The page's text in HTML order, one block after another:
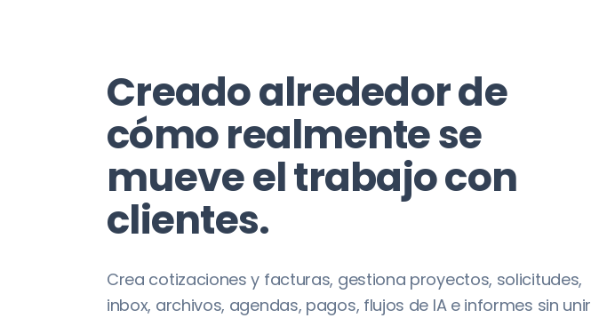
Creado alrededor de
cómo realmente se
mueve el trabajo con
clientes.
Crea cotizaciones y facturas, gestiona proyectos, solicitudes,
inbox, archivos, agendas, pagos, flujos de IA e informes sin unir